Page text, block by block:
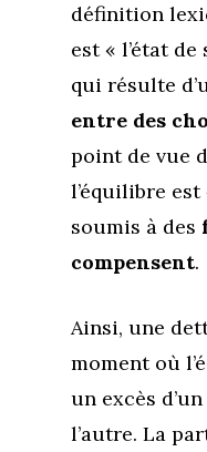
définition
est « l’état
qui résulte
entre des
point de vue
l’équilibre est
soumis à des
compensent.
Ainsi, une
moment où
un excès
l’autre. La